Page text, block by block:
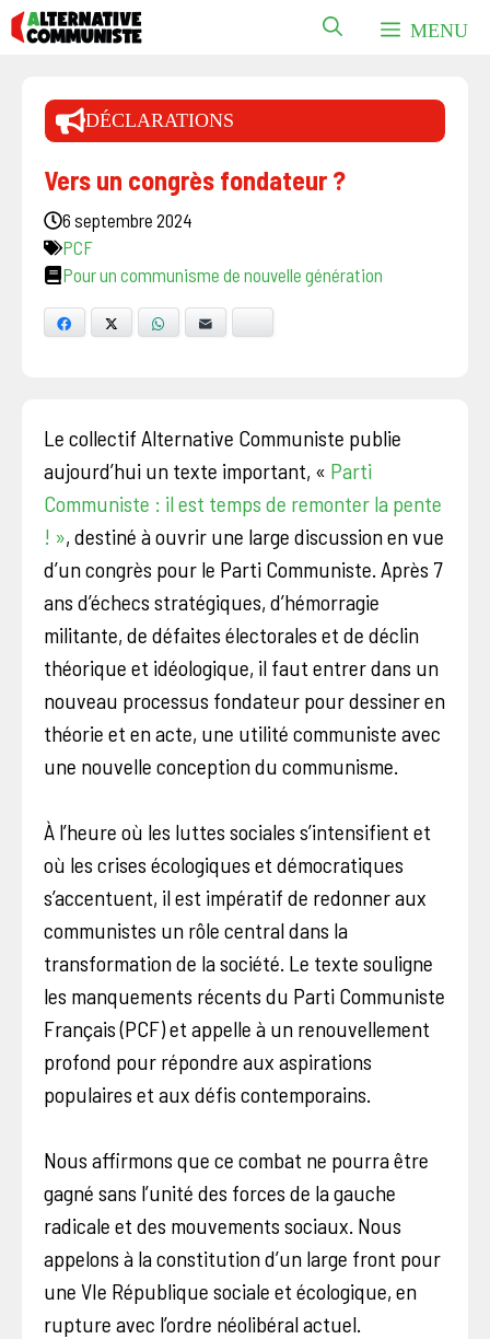
Aller
au
MENU
DÉCLARATIONS
Vers un congrès fondateur ?
6 septembre 2024
PCF
Pour un communisme de nouvelle génération
Facebook WhatsApp
Le collectif Alternative Communiste publie
aujourd’hui un texte important, « Parti
Communiste : il est temps de remonter la pente
! », destiné à ouvrir une large discussion en vue
d’un congrès pour le Parti Communiste. Après 7
ans d’échecs stratégiques, d’hémorragie
militante, de défaites électorales et de déclin
théorique et idéologique, il faut entrer dans un
nouveau processus fondateur pour dessiner en
théorie et en acte, une utilité communiste avec
une nouvelle conception du communisme.
À l’heure où les luttes sociales s’intensifient et
où les crises écologiques et démocratiques
s’accentuent, il est impératif de redonner aux
communistes un rôle central dans la
transformation de la société. Le texte souligne
les manquements récents du Parti Communiste
Français (PCF) et appelle à un renouvellement
profond pour répondre aux aspirations
populaires et aux défis contemporains.
Nous affirmons que ce combat ne pourra être
gagné sans l’unité des forces de la gauche
radicale et des mouvements sociaux. Nous
appelons à la constitution d’un large front pour
une VIe République sociale et écologique, en
rupture avec l’ordre néolibéral actuel.